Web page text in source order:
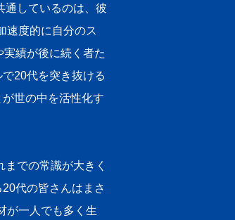
通しているのは、彼
速度的に自分のス
績が後に続く者た
20代を突き抜ける
世の中を活性化す
での常識が大きく
代の皆さんはまさ
が一人でも多く生